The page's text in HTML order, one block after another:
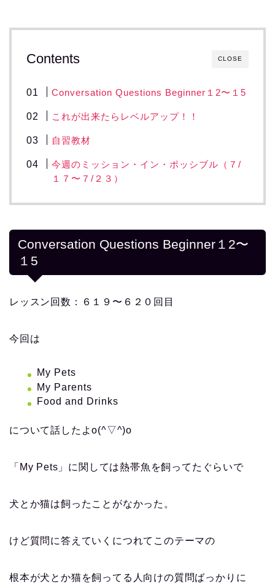
CLOSE
Contents
Conversation Questions Beginner１2〜１5
これが出来たらレベルアップ！！
自習教材
今週のミッション・イン・ポッシブル（７/
１７〜７/２３）
Conversation Questions Beginner１2〜
１5
レッスン回数：６１９〜６２０回目
今回は
My Pets
My Parents
Food and Drinks
について話したよo(^▽^)o
「My Pets」に関しては熱帯魚を飼ってたぐらいで
犬とか猫は飼ったことがなかった。
けど質問に答えていくにつれてこのテーマの
根本が犬とか猫を飼ってる人向けの質問ばっかりに